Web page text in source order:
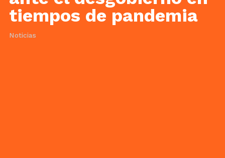
tiempos de pandemia
Noticias